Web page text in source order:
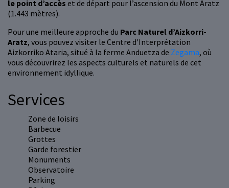
le point d’accès et de départ pour l’ascension du Mont Aratz
(1.443 mètres).
Pour une meilleure approche du Parc Naturel d’Aizkorri-
Aratz, vous pouvez visiter le Centre d'Interprétation
Aizkorriko Ataria, situé à la ferme Anduetza de Zegama, où
vous découvrirez les aspects culturels et naturels de cet
environnement idyllique.
Services
Zone de loisirs
Barbecue
Grottes
Garde forestier
Monuments
Observatoire
Parking